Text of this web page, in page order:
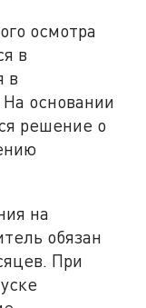
осмотра
в
в
основании
решение о
на
обязан
При